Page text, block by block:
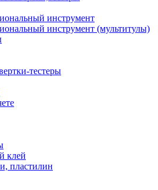
инструмент
инструмент (мультитулы)
тестеры
клей
пластилин